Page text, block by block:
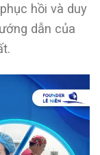
hồi và duy
dẫn của